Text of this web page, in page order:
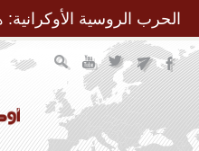
الحرب الروسية